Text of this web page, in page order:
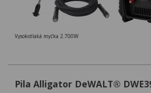
Vysokotlaká myčka 2.700W
Pila Alligator DeWALT®